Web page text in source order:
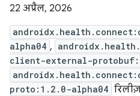
22 अप्रैल, 2026
alpha04 ,
client-external-
proto:1.2.0-alpha04